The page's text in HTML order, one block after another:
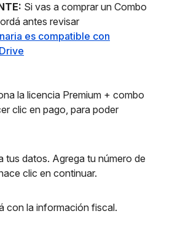
Si vas a comprar un Combo
antes revisar
es compatible con
la licencia Premium + combo
clic en pago, para poder
tus datos. Agrega tu número de
clic en continuar.
con la información fiscal.